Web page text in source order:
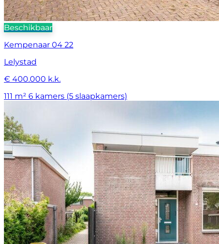
Beschikbaar
Kempenaar 04 22
Lelystad
€ 400.000 k.k.
111 m² 6 kamers (5 slaapkamers)